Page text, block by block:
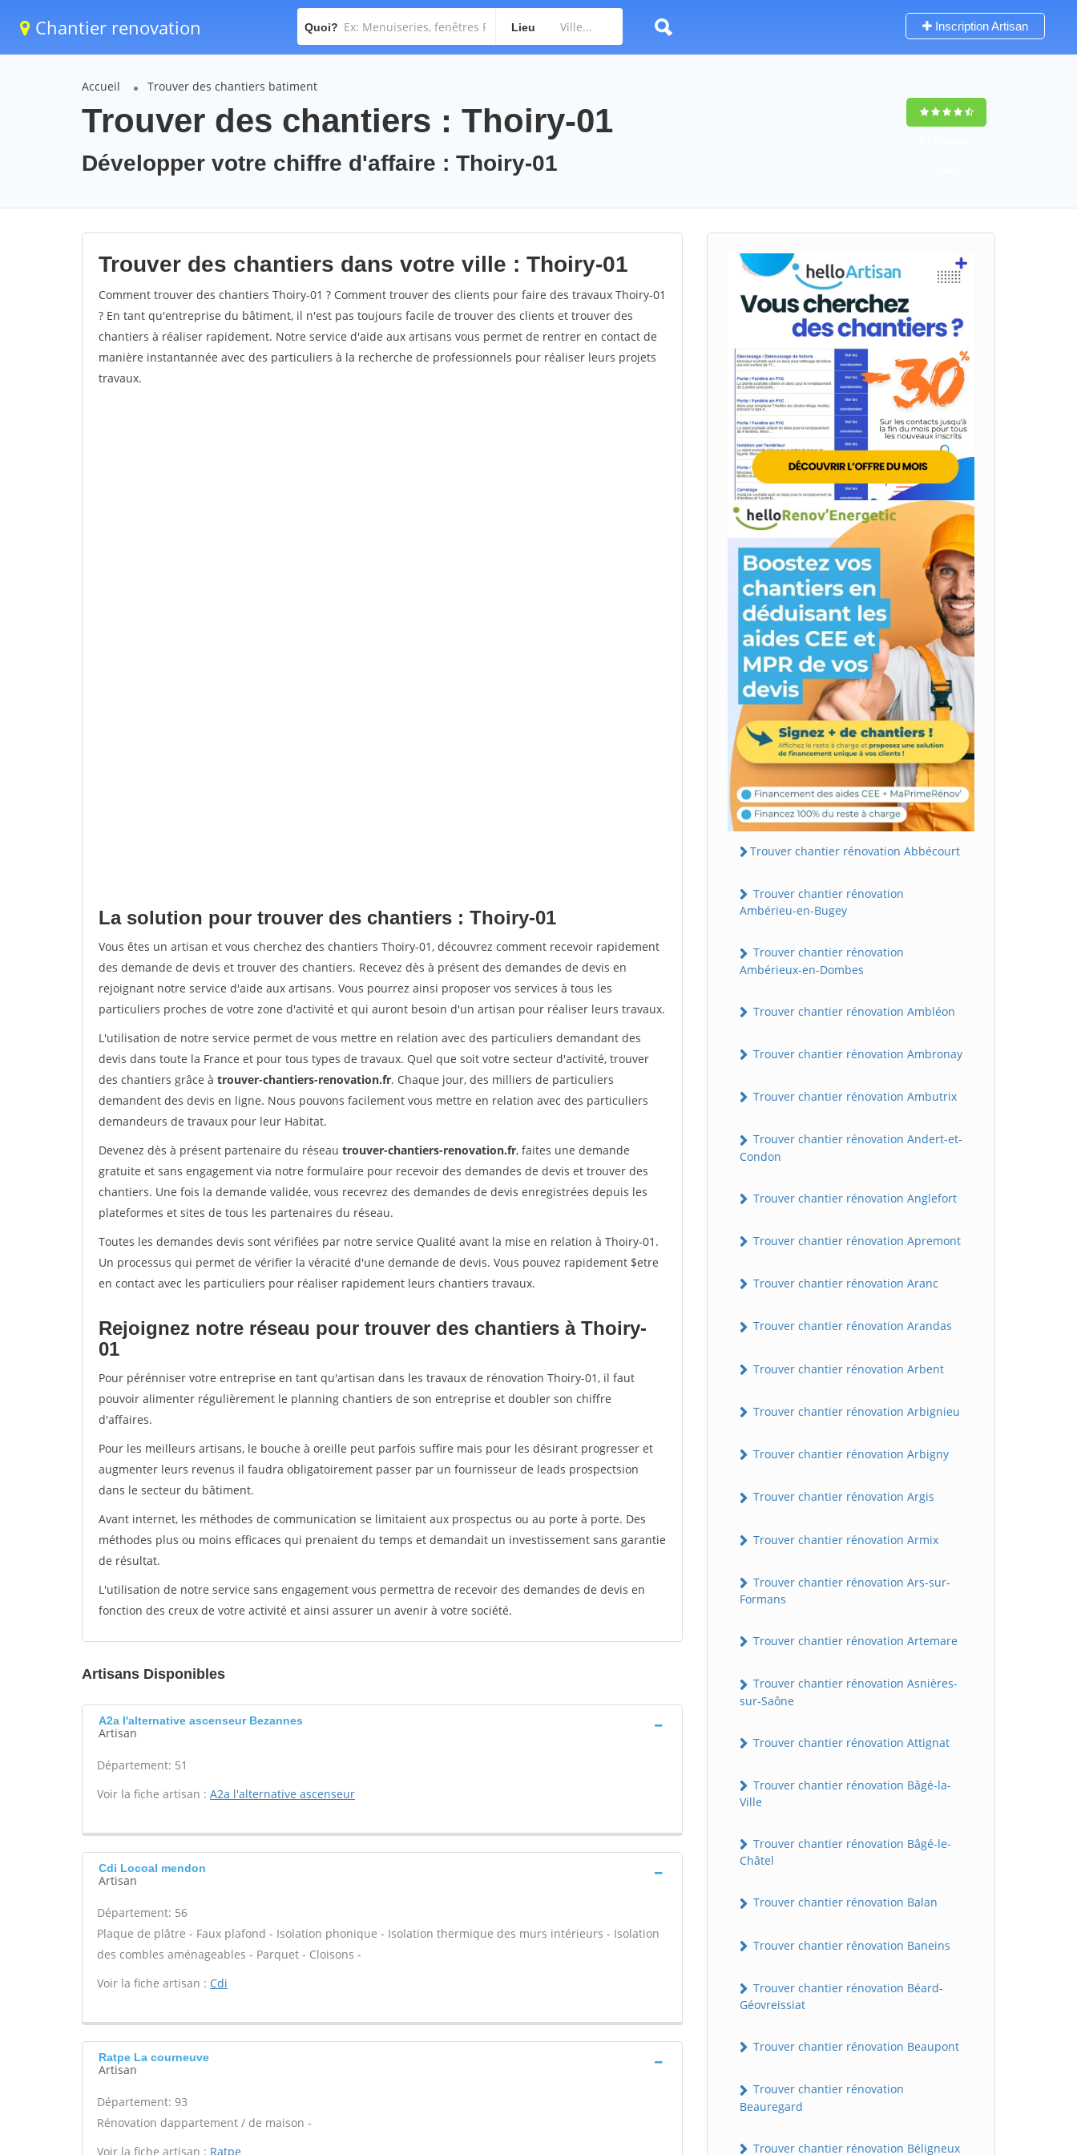
Chantier renovation Quoi? Lieu Inscription Artisan
Accueil Trouver des chantiers batiment
Trouver des chantiers : Thoiry-01
Développer votre chiffre d'affaire : Thoiry-01
Trouver des chantiers dans votre ville : Thoiry-01
Comment trouver des chantiers Thoiry-01 ? Comment trouver des clients pour faire des travaux Thoiry-01
? En tant qu'entreprise du bâtiment, il n'est pas toujours facile de trouver des clients et trouver des
chantiers à réaliser rapidement. Notre service d'aide aux artisans vous permet de rentrer en contact de
manière instantannée avec des particuliers à la recherche de professionnels pour réaliser leurs projets
travaux.
La solution pour trouver des chantiers : Thoiry-01
Vous êtes un artisan et vous cherchez des chantiers Thoiry-01, découvrez comment recevoir rapidement
des demande de devis et trouver des chantiers. Recevez dès à présent des demandes de devis en
rejoignant notre service d'aide aux artisans. Vous pourrez ainsi proposer vos services à tous les
particuliers proches de votre zone d'activité et qui auront besoin d'un artisan pour réaliser leurs travaux.
L'utilisation de notre service permet de vous mettre en relation avec des particuliers demandant des
devis dans toute la France et pour tous types de travaux. Quel que soit votre secteur d'activité, trouver
des chantiers grâce à trouver-chantiers-renovation.fr. Chaque jour, des milliers de particuliers
demandent des devis en ligne. Nous pouvons facilement vous mettre en relation avec des particuliers
demandeurs de travaux pour leur Habitat.
Devenez dès à présent partenaire du réseau trouver-chantiers-renovation.fr, faites une demande
gratuite et sans engagement via notre formulaire pour recevoir des demandes de devis et trouver des
chantiers. Une fois la demande validée, vous recevrez des demandes de devis enregistrées depuis les
plateformes et sites de tous les partenaires du réseau.
Toutes les demandes devis sont vérifiées par notre service Qualité avant la mise en relation à Thoiry-01.
Un processus qui permet de vérifier la véracité d'une demande de devis. Vous pouvez rapidement $etre
en contact avec les particuliers pour réaliser rapidement leurs chantiers travaux.
Rejoignez notre réseau pour trouver des chantiers à Thoiry-
01
Pour pérénniser votre entreprise en tant qu'artisan dans les travaux de rénovation Thoiry-01, il faut
pouvoir alimenter régulièrement le planning chantiers de son entreprise et doubler son chiffre
d'affaires.
Pour les meilleurs artisans, le bouche à oreille peut parfois suffire mais pour les désirant progresser et
augmenter leurs revenus il faudra obligatoirement passer par un fournisseur de leads prospectsion
dans le secteur du bâtiment.
Avant internet, les méthodes de communication se limitaient aux prospectus ou au porte à porte. Des
méthodes plus ou moins efficaces qui prenaient du temps et demandait un investissement sans garantie
de résultat.
L'utilisation de notre service sans engagement vous permettra de recevoir des demandes de devis en
fonction des creux de votre activité et ainsi assurer un avenir à votre société.
Artisans Disponibles
A2a l'alternative ascenseur Bezannes
Artisan
Département: 51
Voir la fiche artisan : A2a l'alternative ascenseur
Cdi Locoal mendon
Artisan
Département: 56
Plaque de plâtre - Faux plafond - Isolation phonique - Isolation thermique des murs intérieurs - Isolation
des combles aménageables - Parquet - Cloisons -
Voir la fiche artisan : Cdi
Ratpe La courneuve
Artisan
Département: 93
Rénovation dappartement / de maison -
Voir la fiche artisan : Ratpe
Trouver chantier rénovation Abbécourt
Trouver chantier rénovation
Ambérieu-en-Bugey
Trouver chantier rénovation
Ambérieux-en-Dombes
Trouver chantier rénovation Ambléon
Trouver chantier rénovation Ambronay
Trouver chantier rénovation Ambutrix
Trouver chantier rénovation Andert-et-
Condon
Trouver chantier rénovation Anglefort
Trouver chantier rénovation Apremont
Trouver chantier rénovation Aranc
Trouver chantier rénovation Arandas
Trouver chantier rénovation Arbent
Trouver chantier rénovation Arbignieu
Trouver chantier rénovation Arbigny
Trouver chantier rénovation Argis
Trouver chantier rénovation Armix
Trouver chantier rénovation Ars-sur-
Formans
Trouver chantier rénovation Artemare
Trouver chantier rénovation Asnières-
sur-Saône
Trouver chantier rénovation Attignat
Trouver chantier rénovation Bâgé-la-
Ville
Trouver chantier rénovation Bâgé-le-
Châtel
Trouver chantier rénovation Balan
Trouver chantier rénovation Baneins
Trouver chantier rénovation Béard-
Géovreissiat
Trouver chantier rénovation Beaupont
Trouver chantier rénovation
Beauregard
Trouver chantier rénovation Béligneux